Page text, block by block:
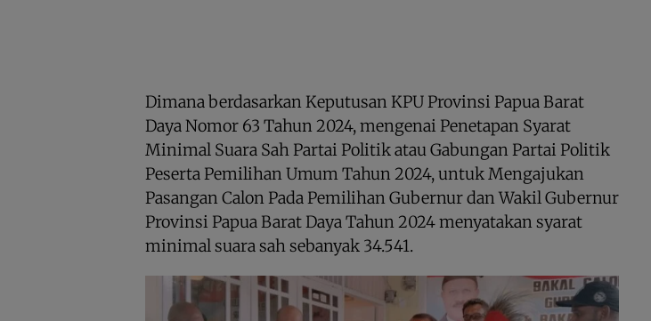
Dimana berdasarkan Keputusan KPU Provinsi Papua Barat
Daya Nomor 63 Tahun 2024, mengenai Penetapan Syarat
Minimal Suara Sah Partai Politik atau Gabungan Partai Politik
Peserta Pemilihan Umum Tahun 2024, untuk Mengajukan
Pasangan Calon Pada Pemilihan Gubernur dan Wakil Gubernur
Provinsi Papua Barat Daya Tahun 2024 menyatakan syarat
minimal suara sah sebanyak 34.541.